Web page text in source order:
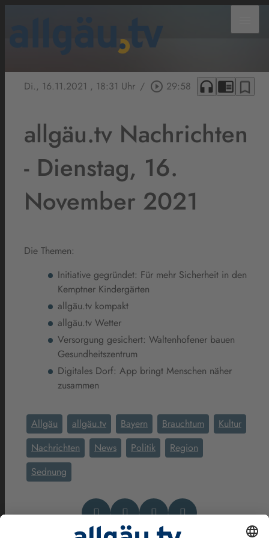
Di., 16.11.2021 , 18:31 Uhr / play_circle_outline 29:58 headphones chrome_reader_mode bookmark_border
allgäu.tv Nachrichten
- Dienstag, 16.
November 2021
Die Themen:
Initiative gegründet: Für mehr Sicherheit in den
Kemptner Kindergärten
allgäu.tv kompakt
allgäu.tv Wetter
Versorgung gesichert: Waltenhofener bauen
Gesundheitszentrum
Digitales Dorf: App bringt Menschen näher
zusammen
Allgäu allgäu.tv Bayern Brauchtum
Kultur
Nachrichten
News Politik
Region
Sednung